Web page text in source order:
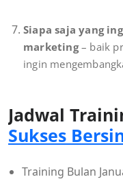
Siapa saja yang
marketing– baik
ingin
Jadwal
Sukses
Training Bulan